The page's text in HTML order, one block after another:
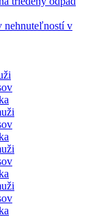
nehnuteľností v